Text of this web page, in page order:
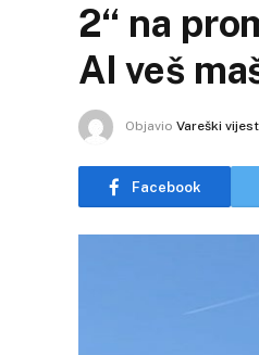
2“ na
AI veš
Objavio Vareški
Facebook